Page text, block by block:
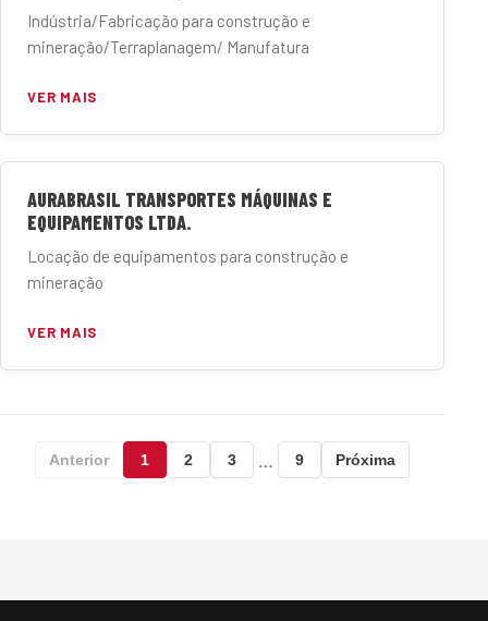
Indústria/Fabricação para construção e
mineração/Terraplanagem/ Manufatura
VER MAIS
AURABRASIL TRANSPORTES MÁQUINAS E
EQUIPAMENTOS LTDA.
Locação de equipamentos para construção e
mineração
VER MAIS
Anterior 1 2 3 9 Próxima